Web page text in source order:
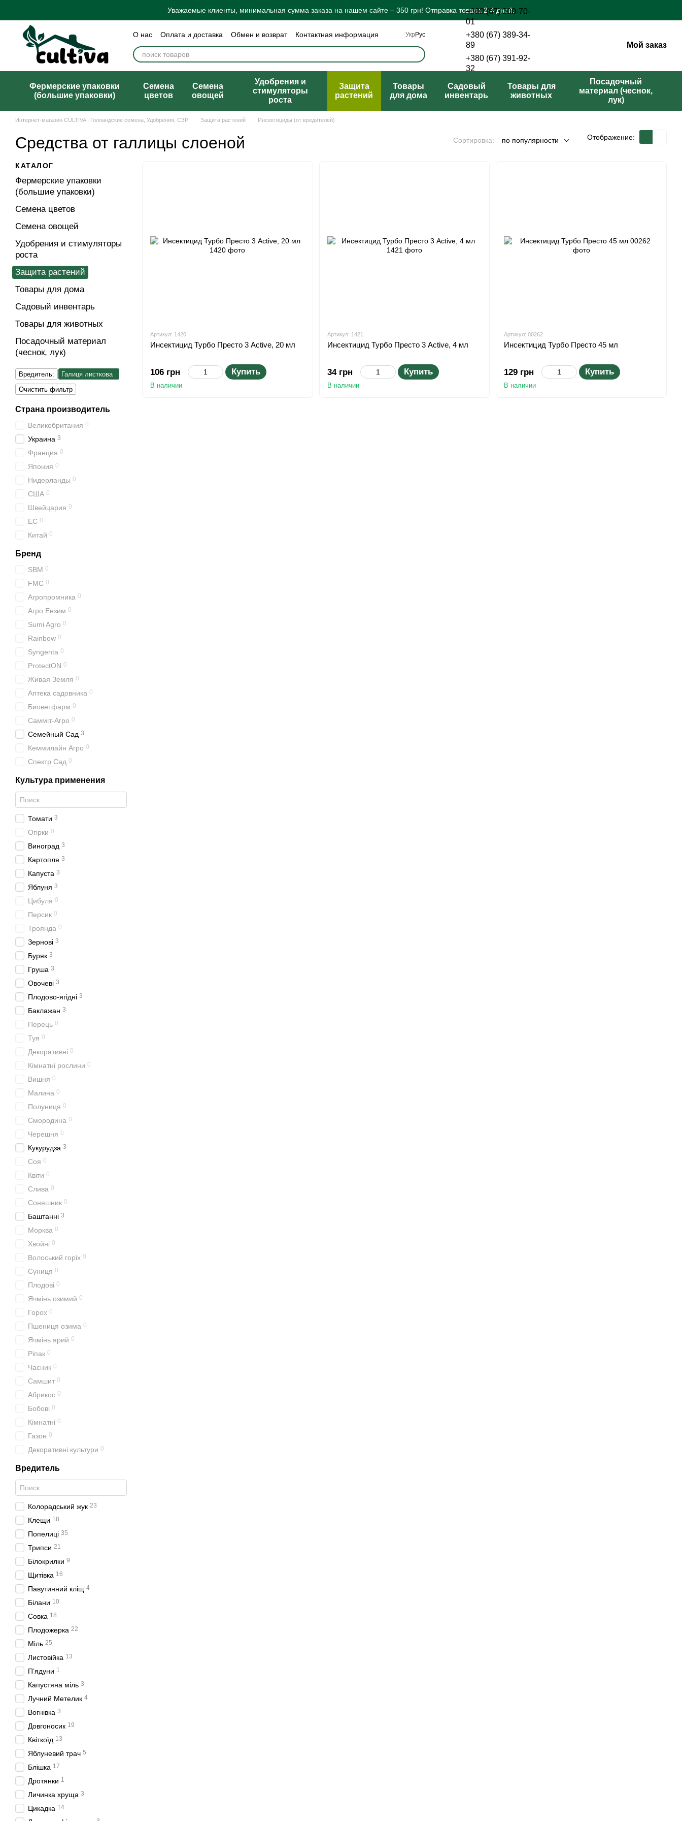
Уважаемые клиенты, минимальная сумма заказа на нашем сайте – 350 грн! Отправка товара 2-4 дней.
О нас Оплата и доставка Обмен и возврат
Контактная информация
Бренды
Блог Политика конфиденциальности
Отзывы о магазине
Договор публичной оферты
Укр Рус
+380 (67) 300-70-
01
+380 (67) 389-34-
89
+380 (67) 391-92-
32
Мой заказ
Фермерские упаковки
(большие упаковки)
Семена
цветов
Семена
овощей
Удобрения и
стимуляторы
роста
Защита
растений
Товары
для дома
Cадовый
инвентарь
Товары для
животных
Посадочный
материал (чеснок,
лук)
Интернет-магазин CULTIVA | Голландские семена, Удобрения, СЗР Защита растений Инсектициды (от вредителей)
Средства от галлицы слоеной Сортировка: по популярности Отображение:
Артикул: 1420
Инсектицид Турбо Престо 3 Active, 20 мл
106 грн Купить
В наличии
Артикул: 1421
Инсектицид Турбо Престо 3 Active, 4 мл
34 грн Купить
В наличии
Артикул: 00262
Инсектицид Турбо Престо 45 мл
129 грн Купить
В наличии
КАТАЛОГ
Фермерские упаковки
(большие упаковки)
Семена цветов
Семена овощей
Удобрения и стимуляторы
роста
Защита растений
Товары для дома
Cадовый инвентарь
Товары для животных
Посадочный материал
(чеснок, лук)
Вредитель:
Галиця листкова
Очистить фильтр
Страна производитель
Великобритания 0
Украина 3
Франция 0
Япония 0
Нидерланды 0
США 0
Швейцария 0
ЕС 0
Китай 0
Бренд
SBM 0
FMC 0
Агропромника 0
Агро Ензим 0
Sumi Agro 0
Rainbow 0
Syngenta 0
ProtectON 0
Живая Земля 0
Аптека садовника 0
Биоветфарм 0
Самміт-Агро 0
Семейный Сад 3
Кеммилайн Агро 0
Спектр Сад 0
Культура применения
Томати 3
Огірки 0
Виноград 3
Картопля 3
Капуста 3
Яблуня 3
Цибуля 0
Персик 0
Троянда 0
Зернові 3
Буряк 3
Груша 3
Овочеві 3
Плодово-ягідні 3
Баклажан 3
Перець 0
Туя 0
Декоративні 0
Кімнатні рослини 0
Вишня 0
Малина 0
Полуниця 0
Смородина 0
Черешня 0
Кукурудза 3
Соя 0
Квіти 0
Слива 0
Соняшник 0
Баштанні 3
Морква 0
Хвойні 0
Волоський горіх 0
Суниця 0
Плодові 0
Ячмінь озимий 0
Горох 0
Пшениця озима 0
Ячмінь ярий 0
Ріпак 0
Часник 0
Самшит 0
Абрикос 0
Бобові 0
Кімнатні 0
Газон 0
Декоративні культури 0
Вредитель
Колорадський жук 23
Клещи 18
Попелиці 35
Трипси 21
Білокрилки 9
Щитівка 16
Павутинний кліщ 4
Білани 10
Совка 18
Плодожерка 22
Міль 25
Листовійка 13
П’ядуни 1
Капустяна міль 3
Лучний Метелик 4
Вогнівка 3
Довгоносик 19
Квіткоїд 13
Яблуневий трач 5
Блішка 17
Дротянки 1
Личинка хруща 3
Цикадка 14